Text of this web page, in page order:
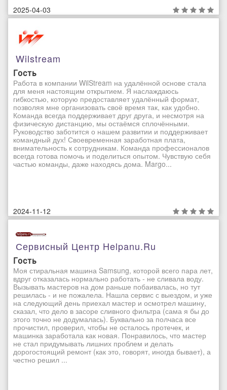
2025-04-03
Wilstream
Гость
Работа в компании WilStream на удалённой основе стала
для меня настоящим открытием. Я наслаждаюсь
гибкостью, которую предоставляет удалённый формат,
позволяя мне организовать своё время так, как удобно.
Команда всегда поддерживает друг друга, и несмотря на
физическую дистанцию, мы остаёмся сплочёнными.
Руководство заботится о нашем развитии и поддерживает
командный дух! Своевременная заработная плата,
внимательность к сотрудникам. Команда профессионалов
всегда готова помочь и поделиться опытом. Чувствую себя
частью команды, даже находясь дома. Margo...
2024-11-12
Сервисный Центр Helpanu.ru
Гость
Моя стиральная машина Samsung, которой всего пара лет,
вдруг отказалась нормально работать - не сливала воду.
Вызывать мастеров на дом раньше побаивалась, но тут
решилась - и не пожалела. Нашла сервис с выездом, и уже
на следующий день приехал мастер и осмотрел машину,
сказал, что дело в засоре сливного фильтра (сама я бы до
этого точно не додумалась). Буквально за полчаса все
прочистил, проверил, чтобы не осталось протечек, и
машинка заработала как новая. Понравилось, что мастер
не стал придумывать лишних проблем и делать
дорогостоящий ремонт (как это, говорят, иногда бывает), а
честно решил ...